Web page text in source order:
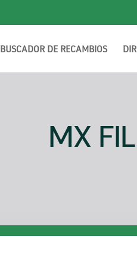
BUSCADOR DE RECAMBIOS
MX